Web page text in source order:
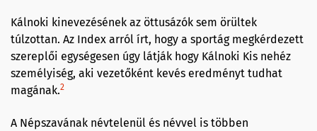
Kálnoki kinevezésének az öttusázók sem örültek
túlzottan. Az Index arról írt, hogy a sportág megkérdezett
szereplői egységesen úgy látják hogy Kálnoki Kis nehéz
személyiség, aki vezetőként kevés eredményt tudhat
magának.2
A Népszavának névtelenül és névvel is többen